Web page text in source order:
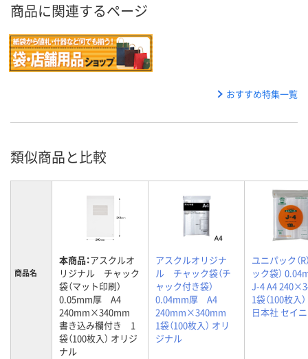
商品に関連するページ
おすすめ特集一覧
類似商品と比較
商品名
本商品：アスクルオ
リジナル チャック
袋（マット印刷）
0.05mm厚 A4
240mm×340mm
書き込み欄付き 1
袋（100枚入） オリジ
ナル
アスクルオリジナ
ル チャック袋（チ
ャック付き袋）
0.04mm厚 A4
240mm×340mm
1袋（100枚入） オリ
ジナル
ユニパック（R
ック袋）
J-4 A4
1袋（100枚入
日本社 セイ